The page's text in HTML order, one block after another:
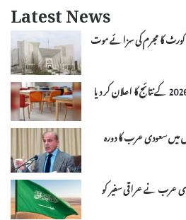
Latest News
کورٹ کا مجرم کی سزائے موت
شریف اگلے 48 گھنٹوں میں سعودی عرب کا دورہ
عرب نے عراقی سفیر کو